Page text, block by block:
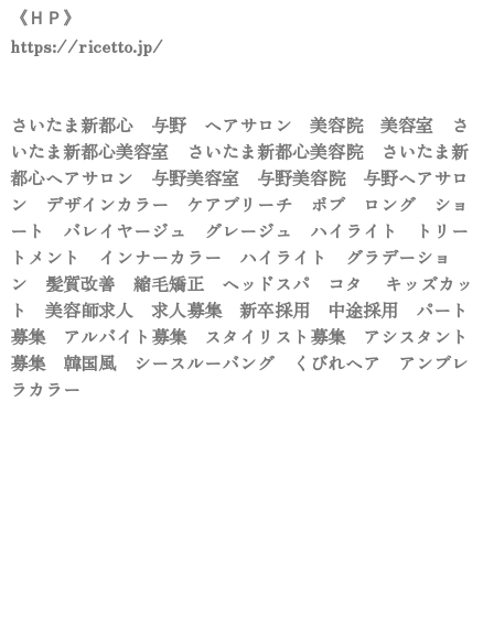
《ＨＰ》
https://ricetto.jp/
さいたま新都心 与野 ヘアサロン 美容院 美容室 さ
いたま新都心美容室 さいたま新都心美容院 さいたま新
都心ヘアサロン 与野美容室 与野美容院 与野ヘアサロ
ン デザインカラー ケアブリーチ ボブ ロング ショ
ート バレイヤージュ グレージュ ハイライト トリー
トメント インナーカラー ハイライト グラデーショ
ン 髪質改善 縮毛矯正 ヘッドスパ コタ キッズカッ
ト 美容師求人 求人募集 新卒採用 中途採用 パート
募集 アルバイト募集 スタイリスト募集 アシスタント
募集 韓国風 シースルーバング くびれヘア アンブレ
ラカラー